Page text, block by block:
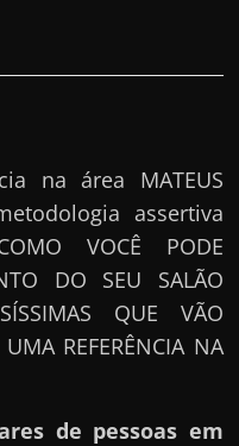
na área MATEUS
assertiva
VOCÊ PODE
DO SEU SALÃO
QUE VÃO
REFERÊNCIA NA
de pessoas em